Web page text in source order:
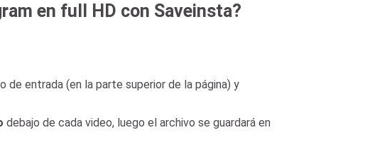
en full HD con Saveinsta?
de entrada (en la parte superior de la página) y
debajo de cada video, luego el archivo se guardará en